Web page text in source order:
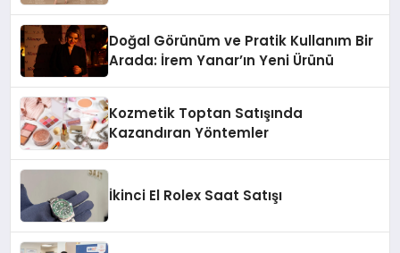
Doğal Görünüm ve Pratik Kullanım Bir
Arada: İrem Yanar’ın Yeni Ürünü
Kozmetik Toptan Satışında
Kazandıran Yöntemler
İkinci El Rolex Saat Satışı